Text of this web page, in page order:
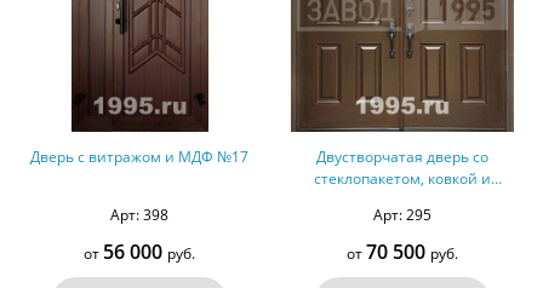
Дверь с витражом и МДФ №17
Арт: 398
от 56 000 руб.
Двустворчатая дверь со
стеклопакетом, ковкой и
сторон
Арт: 295
от70 500 руб.